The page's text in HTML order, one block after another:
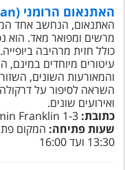
האתנאום הרומני (Ateneul Roman)
האתנאום, הנחשב אחד
כולל חזית מרהיבה
עיטורים מיוחדים
והמאורעות השונים,
השראה לסיפור על
ואירועים שונים.
כתובת:
שעות פתיחה: המקום
13:30 ועד 16:00